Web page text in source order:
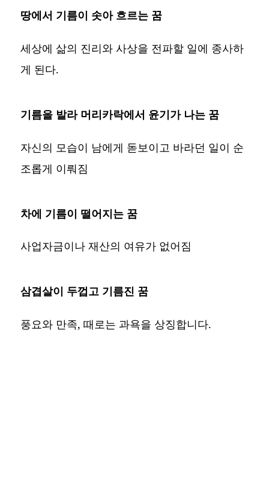
땅에서 기름이 솟아 흐르는 꿈
세상에 삶의 진리와 사상을 전파할 일에 종사하
게 된다.
기름을 발라 머리카락에서 윤기가 나는 꿈
자신의 모습이 남에게 돋보이고 바라던 일이 순
조롭게 이뤄짐
차에 기름이 떨어지는 꿈
사업자금이나 재산의 여유가 없어짐
삼겹살이 두껍고 기름진 꿈
풍요와 만족, 때로는 과욕을 상징합니다.